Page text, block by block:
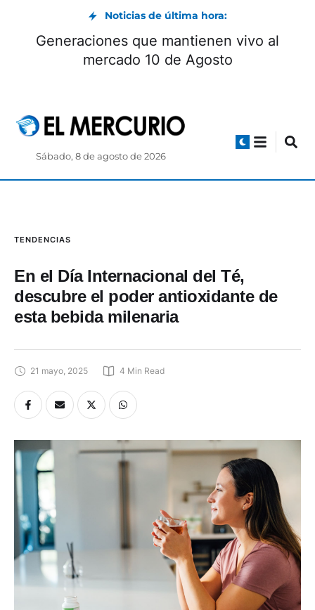
Noticias de última hora:
Generaciones que mantienen vivo al
mercado 10 de Agosto
Sábado, 8 de agosto de 2026
TENDENCIAS
En el Día Internacional del Té,
descubre el poder antioxidante de
esta bebida milenaria
21 mayo, 2025 4 Min Read